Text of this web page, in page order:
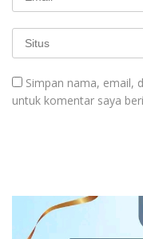
Simpan nama, email,
untuk komentar saya